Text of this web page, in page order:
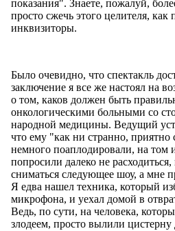
показания". Знаете, пожалуй,
просто сжечь этого целителя, как
инквизиторы.
Было очевидно, что спектакль
заключение я все же настоял на
о том, каков должен быть
онкологическими больными со
народной медицины. Ведущий
что ему "как ни странно,
немного поаплодировали, на том
попросили далеко не расходиться,
сниматься следующее шоу, а мне
Я едва нашел техника, который
микрофона, и уехал домой в
Ведь, по сути, на человека,
злодеем, просто вылили